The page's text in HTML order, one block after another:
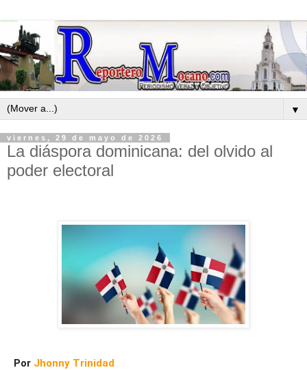
▼
viernes, 29 de mayo de 2026
La diáspora dominicana: del olvido al
poder electoral
Por Jhonny Trinidad